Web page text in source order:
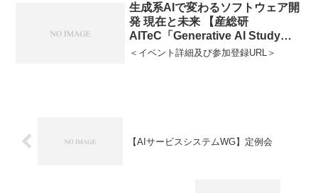
生成系AIで変わるソフトウェア開
発 現在と未来 【産総研
AITeC「Generative AI Study
Group第10回」】
＜イベント詳細及び参加登録URL＞
【AIサービスシステムWG】定例会